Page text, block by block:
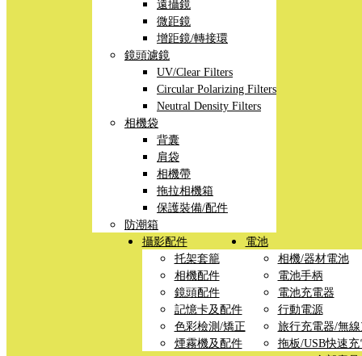
遠攝鏡
微距鏡
增距鏡/轉接環
鏡頭濾鏡
UV/Clear Filters
Circular Polarizing Filters
Neutral Density Filters
相機袋
背囊
肩袋
相機帶
拖拉相機箱
保護裝備/配件
防潮箱
攝影配件
托架套籠
相機配件
鏡頭配件
記憶卡及配件
色彩檢測/矯正
煙霧機及配件
電池
相機/器材電池
電池手柄
電池充電器
行動電源
旅行充電器/無
拖板/USB快速充